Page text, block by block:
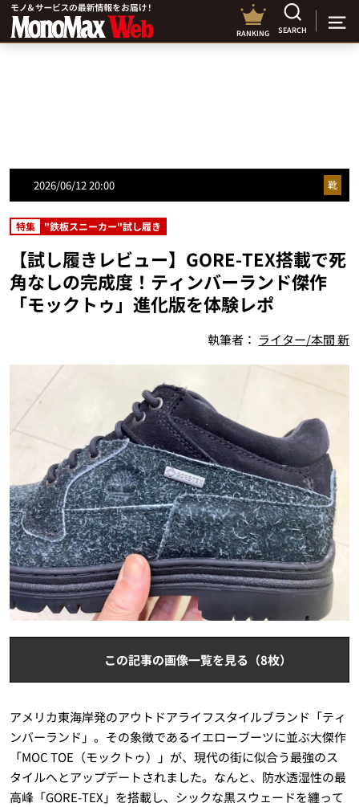
RANKING SEARCH
2026/06/12 20:00 靴
特集 "鉄板スニーカー"試し履き
【試し履きレビュー】GORE-TEX搭載で死
角なしの完成度！ティンバーランド傑作
「モックトゥ」進化版を体験レポ
執筆者： ライター/本間 新
この記事の画像一覧を見る（8枚）
アメリカ東海岸発のアウトドアライフスタイルブランド「ティ
ンバーランド」。その象徴であるイエローブーツに並ぶ大傑作
「MOC TOE（モックトゥ）」が、現代の街に似合う最強のス
タイルへとアップデートされました。なんと、防水透湿性の最
高峰「GORE-TEX」を搭載し、シックな黒スウェードを纏って